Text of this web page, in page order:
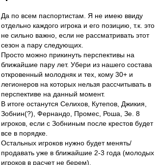
Да по всем паспортистам. Я не имею ввиду
отдельно каждого игрока и его позицию, т.к. это
не сильно важно, если не рассматривать этот
сезон а пару следующих.
Просто можно прикинуть перспективы на
ближайшие пару лет. Убери из нашего состава
откровенный молодняк и тех, кому 30+ и
легионеров на которых нельзя рассчитывать в
перспективе на данный момент.
В итоге останутся Селихов, Кутепов, Джикия,
Зобнин(?), Фернандо, Промес, Роша, Зе. 8
игроков, если с Зобниным после крестов будет
все в порядке.
Остальных игроков нужно будет менять/
продавать уже в ближайшие 2-3 года (молодых
игроков в расчет не берем).